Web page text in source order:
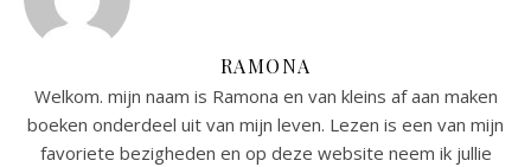
RAMONA
Welkom. mijn naam is Ramona en van kleins af aan maken
boeken onderdeel uit van mijn leven. Lezen is een van mijn
favoriete bezigheden en op deze website neem ik jullie